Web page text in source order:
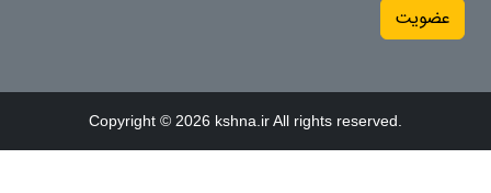
عضویت
Copyright © 2026 kshna.ir All rights reserved.